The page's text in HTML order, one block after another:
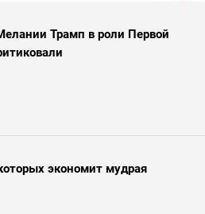
Трамп в роли Первой
экономит мудрая